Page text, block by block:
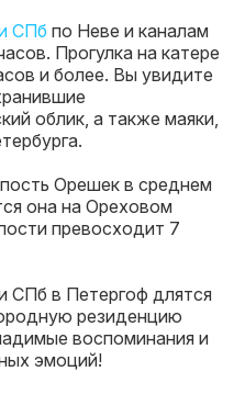
СПб по Неве и каналам
Прогулка на катере
и более. Вы увидите
облик, а также маяки,
Орешек в среднем
она на Ореховом
превосходит 7
СПб в Петергоф длятся
резиденцию
воспоминания и
эмоций!